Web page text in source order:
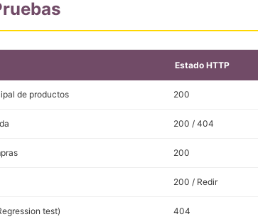
Estado HTTP
de productos 200
200 / 404
200
200 / Redir
test) 404